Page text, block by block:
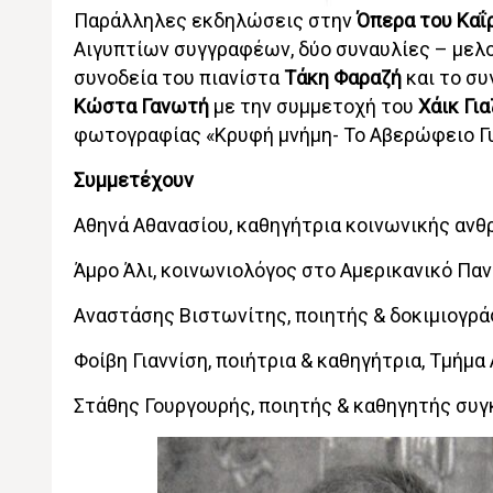
Παράλληλες εκδηλώσεις στηνΌπερα του
Αιγυπτίων συγγραφέων, δύο συναυλίες –
συνοδεία του πιανίσταΤάκη Φαραζή και το
Κώστα Γανωτή με την συμμετοχή του Χάικ
φωτογραφίας «Κρυφή μνήμη- Το Αβερώφειο
Συμμετέχουν
Αθηνά Αθανασίου, καθηγήτρια κοινωνικής
Άμρο Άλι, κοινωνιολόγος στο Αμερικανικό
Αναστάσης Βιστωνίτης, ποιητής &
Φοίβη Γιαννίση, ποιήτρια & καθηγήτρια,
Στάθης Γουργουρής, ποιητής & καθηγητής